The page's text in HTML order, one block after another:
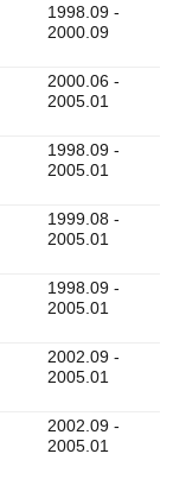
1998.09 -
2000.09
2000.06 -
2005.01
1998.09 -
2005.01
1999.08 -
2005.01
1998.09 -
2005.01
2002.09 -
2005.01
2002.09 -
2005.01